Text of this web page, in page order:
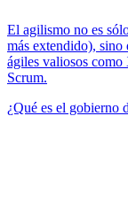
El agilismo no es
más extendido), sino
ágiles valiosos
Scrum.
¿Qué es el gobierno